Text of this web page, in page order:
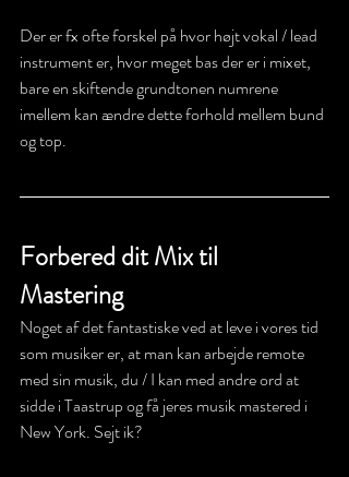
Der er fx ofte forskel på hvor højt vokal / lead
instrument er, hvor meget bas der er i mixet,
bare en skiftende grundtonen numrene
imellem kan ændre dette forhold mellem bund
og top.
Forbered dit Mix til
Mastering
Noget af det fantastiske ved at leve i vores tid
som musiker er, at man kan arbejde remote
med sin musik, du / I kan med andre ord at
sidde i Taastrup og få jeres musik mastered i
New York. Sejt ik?